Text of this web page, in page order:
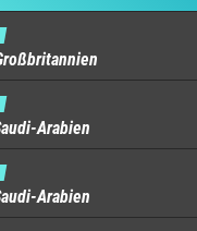
Arabien
Arabien